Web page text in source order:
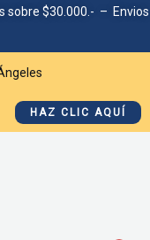
sobre $30.000.- – Envios
HAZ CLIC AQUÍ